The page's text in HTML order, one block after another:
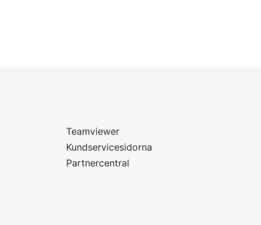
Teamviewer
Kundservicesidorna
Partnercentral